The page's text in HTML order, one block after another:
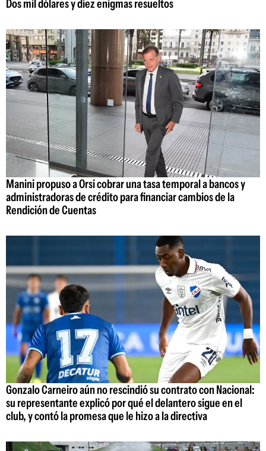
Dos mil dólares y diez enigmas resueltos
Manini propuso a Orsi cobrar una tasa temporal a bancos y
administradoras de crédito para financiar cambios de la
Rendición de Cuentas
Gonzalo Carneiro aún no rescindió su contrato con Nacional:
su representante explicó por qué el delantero sigue en el
club, y contó la promesa que le hizo a la directiva